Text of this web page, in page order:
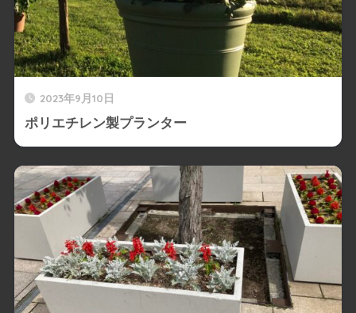
2023年9月10日
ポリエチレン製プランター